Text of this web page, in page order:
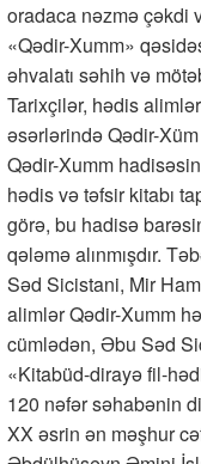
oradaca nəzmə çəkdi
«Qədir-Xumm»
əhvalatı səhih və
Tarixçilər, hədis
əsərlərində Qədir-
Qədir-Xumm
hədis və təfsir kitabı
görə, bu hadisə
qələmə alınmışdır.
Səd Sicistani, Mir
alimlər Qədir-Xumm
cümlədən, Əbu Səd
«Kitabüd-dirayə fil-
120 nəfər səhabənin
XX əsrin ən məşhur